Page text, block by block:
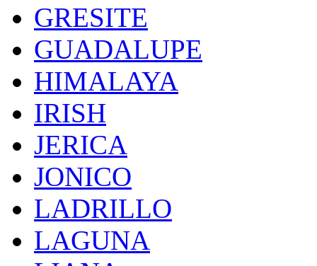
GRESITE
GUADALUPE
HIMALAYA
IRISH
JERICA
JONICO
LADRILLO
LAGUNA